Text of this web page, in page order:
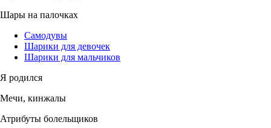
Шары на палочках
Самодувы
Шарики для девочек
Шарики для мальчиков
Я родился
Мечи, кинжалы
Атрибуты болельщиков